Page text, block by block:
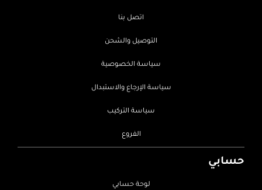
اتصل بنا
التوصيل والشحن
سياسة الخصوصية
سياسة الإرجاع والاستبدال
سياسة التركيب
الفروع
حسابي
لوحة حسابي